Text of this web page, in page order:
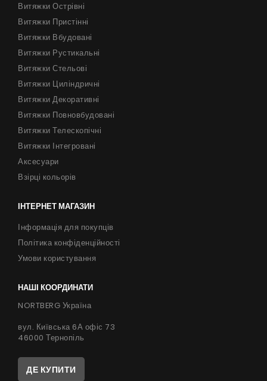
Витяжки Острівні
Витяжки Пристінні
Витяжки Вбудовані
Витяжки Рустикальні
Витяжки Стельові
Витяжки Циліндричні
Витяжки Декоративні
Витяжки Повновбудовані
Витяжки Телескопічні
Витяжки Інтегровані
Аксесуари
Взірці кольорів
ІНТЕРНЕТ МАГАЗИН
Інформація для покупців
Політика конфіденційності
Умови користування
НАШІ КООРДИНАТИ
NORTBERG Україна
вул. Київська 6А офіс 73
46000 Тернопіль
ДЕ КУПИТИ